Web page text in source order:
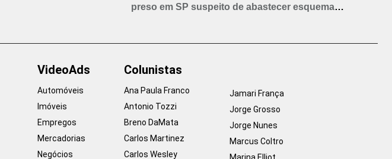
preso em SP suspeito de abastecer esquema
VideoAds
Automóveis
Imóveis
Empregos
Mercadorias
Negócios
Colunistas
Ana Paula Franco
Antonio Tozzi
Breno DaMata
Carlos Martinez
Carlos Wesley
Jamari França
Jorge Grosso
Jorge Nunes
Marcus Coltro